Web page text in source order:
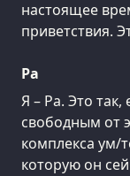
настоящее
приветствия.
Ра
Я – Ра. Это так,
свободным от
комплекса ум/
которую он